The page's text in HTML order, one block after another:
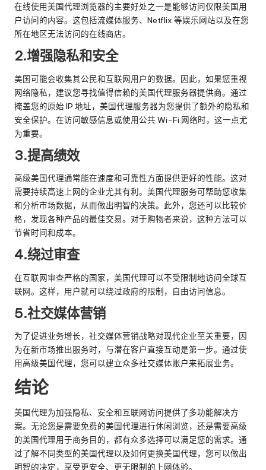
在线使用美国代理浏览器的主要好处之一是能够访问仅限美国用
户访问的内容。这包括流媒体服务、Netflix 等娱乐网站以及在您
所在地区无法访问的在线商店。
2.增强隐私和安全
美国可能会收集其公民和互联网用户的数据。因此，如果您重视
网络隐私，建议您寻找值得信赖的美国代理服务器提供商。通过
掩盖您的原始 IP 地址，美国代理服务器为您提供了额外的隐私和
安全保护。在访问敏感信息或使用公共 Wi-Fi 网络时，这一点尤
为重要。
3.提高绩效
高级美国代理通常能在速度和可靠性方面提供更好的性能。这对
需要持续高速上网的企业尤其有利。美国代理服务可帮助您收集
和分析市场数据，从而做出明智的决策。此外，您还可以比较价
格，发现各种产品的最佳交易。对于购物者来说，这种方法可以
节省时间和成本。
4.绕过审查
在互联网审查严格的国家，美国代理可以不受限制地访问全球互
联网。这样，用户就可以绕过政府的限制，自由访问信息。
5.社交媒体营销
为了促进业务增长，社交媒体营销战略对现代企业至关重要，因
为在新市场推出服务时，与潜在客户直接互动是第一步。通过使
用高级美国代理，您可以建立众多社交媒体账户来拓展业务。
结论
美国代理为加强隐私、安全和互联网访问提供了多功能解决方
案。无论您是需要免费的美国代理进行休闲浏览，还是需要高级
的美国代理用于商务目的，都有众多选择可以满足您的需求。通
过了解不同类型的美国代理以及如何更换美国代理，您可以做出
明智的决定，享受更安全、更无限制的上网体验。